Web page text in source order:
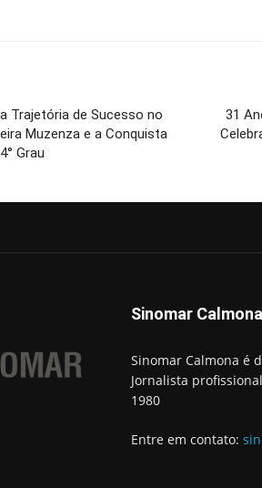
Trajetória de Sucesso no
Muzenza e a Conquista
Grau
31
Sinomar Calmona
Sinomar Calmona é
Jornalista
1980
Entre em contato: